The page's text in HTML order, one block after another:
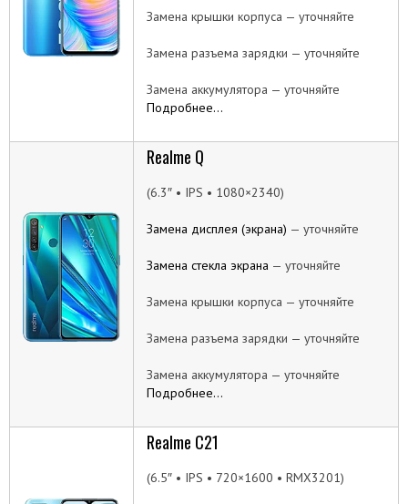
Замена крышки корпуса — уточняйте
Замена разъема зарядки — уточняйте
Замена аккумулятора — уточняйте
Подробнее…
Realme Q
(6.3″ • IPS • 1080×2340)
Замена дисплея (экрана) — уточняйте
Замена стекла экрана — уточняйте
Замена крышки корпуса — уточняйте
Замена разъема зарядки — уточняйте
Замена аккумулятора — уточняйте
Подробнее…
Realme C21
(6.5″ • IPS • 720×1600 • RMX3201)